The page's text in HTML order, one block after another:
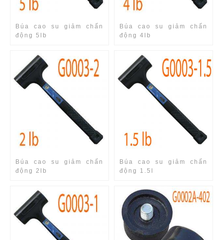
Búa cao su giảm chấn
động 5lb
Búa cao su giảm chấn
động 4lb
Búa cao su giảm chấn
động 2lb
Búa cao su giảm chấn
động 1.5l